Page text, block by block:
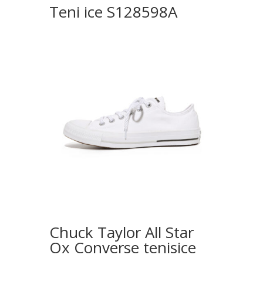
Teni ice S128598A
Chuck Taylor All Star
Ox Converse tenisice